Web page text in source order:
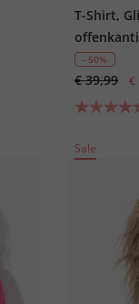
T-Shirt,
- 50%
€ 39,99 €
Sale